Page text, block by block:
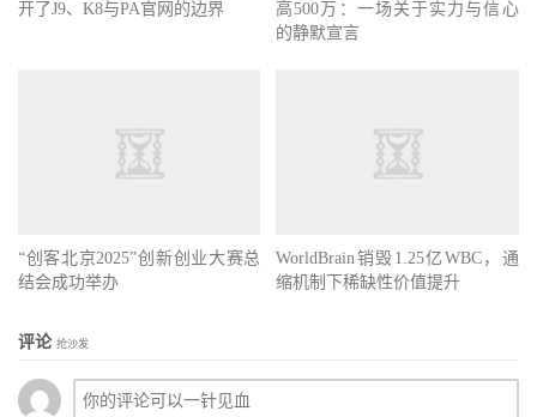
开了J9、K8与PA官网的边界
高500万：一场关于实力与信心
的静默宣言
“创客北京2025”创新创业大赛总
结会成功举办
WorldBrain销毁1.25亿WBC，通
缩机制下稀缺性价值提升
评论 抢沙发